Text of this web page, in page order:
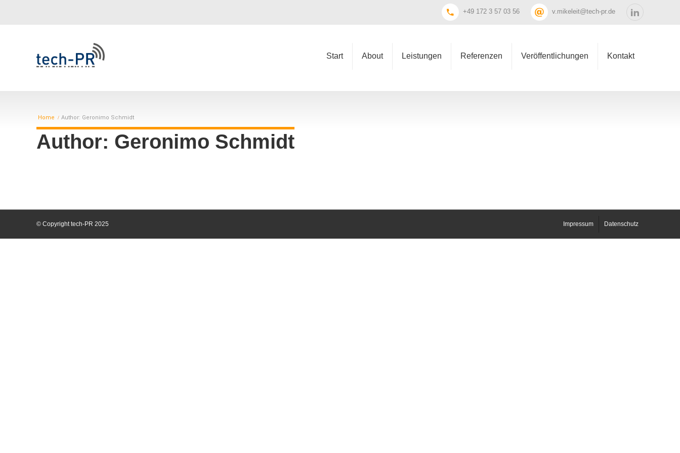
+49 172 3 57 03 56 v.mikeleit@tech-pr.de
Start About Leistungen Referenzen Veröffentlichungen Kontakt
Home Author: Geronimo Schmidt
Author: Geronimo Schmidt
© Copyright tech-PR 2025 Impressum Datenschutz